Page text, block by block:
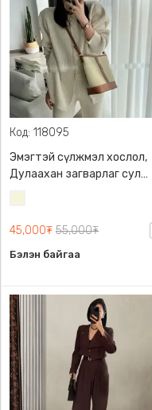
Код: 118095
Эмэгтэй сүлжмэл хослол,
Дулаахан загварлаг сул
загвартай
/
Бэйж/
45,000₮ 55,000₮
Бэлэн байгаа